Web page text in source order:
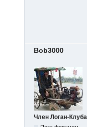
Bob3000
Член Логан-Клуба